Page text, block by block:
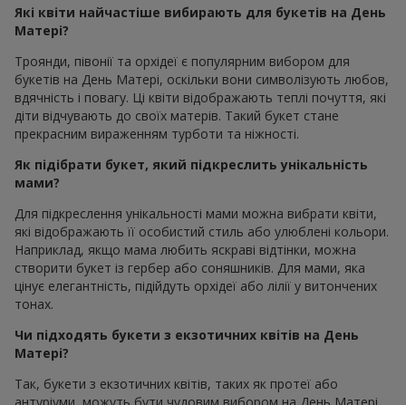
Які квіти найчастіше вибирають для букетів на День
Матері?
Троянди, півонії та орхідеї є популярним вибором для
букетів на День Матері, оскільки вони символізують любов,
вдячність і повагу. Ці квіти відображають теплі почуття, які
діти відчувають до своїх матерів. Такий букет стане
прекрасним вираженням турботи та ніжності.
Як підібрати букет, який підкреслить унікальність
мами?
Для підкреслення унікальності мами можна вибрати квіти,
які відображають її особистий стиль або улюблені кольори.
Наприклад, якщо мама любить яскраві відтінки, можна
створити букет із гербер або соняшників. Для мами, яка
цінує елегантність, підійдуть орхідеї або лілії у витончених
тонах.
Чи підходять букети з екзотичних квітів на День
Матері?
Так, букети з екзотичних квітів, таких як протеї або